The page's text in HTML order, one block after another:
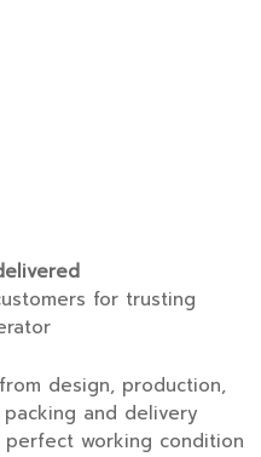
for trusting
design, production,
and delivery
working condition